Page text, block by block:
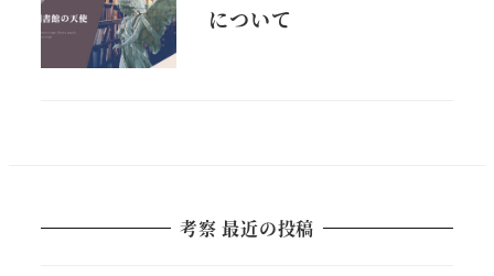
について
考察 最近の投稿